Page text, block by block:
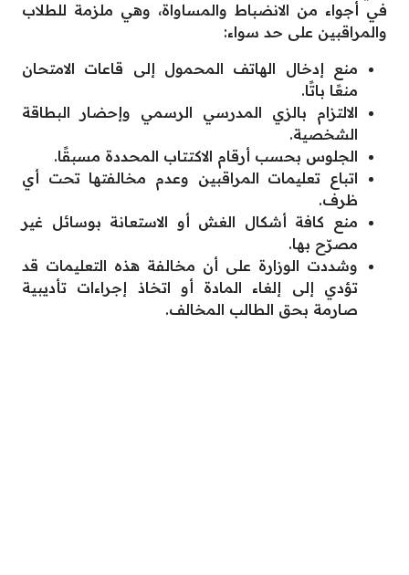
في أجواء من الانضباط والمساواة، وهي ملزمة للطلاب
والمراقبين على حد سواء:
منع إدخال الهاتف المحمول إلى قاعات الامتحان
منعًا باتًا.
الالتزام بالزي المدرسي الرسمي وإحضار البطاقة
الشخصية.
الجلوس بحسب أرقام الاكتتاب المحددة مسبقًا.
اتباع تعليمات المراقبين وعدم مخالفتها تحت أي
ظرف.
منع كافة أشكال الغش أو الاستعانة بوسائل غير
مصرّح بها.
وشددت الوزارة على أن مخالفة هذه التعليمات قد
تؤدي إلى إلغاء المادة أو اتخاذ إجراءات تأديبية
صارمة بحق الطالب المخالف.